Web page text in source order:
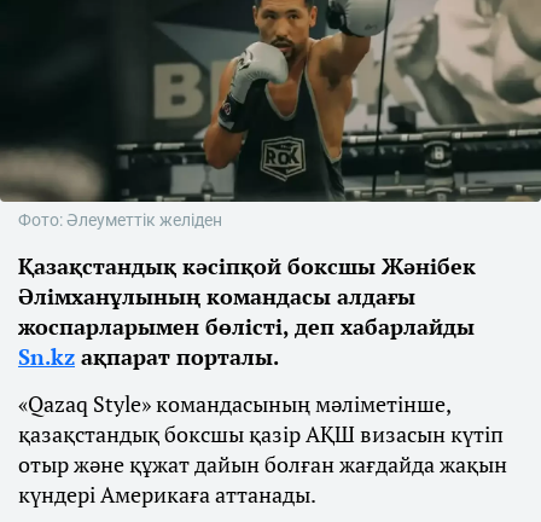
Фото: Әлеуметтік желіден
Қазақстандық кәсіпқой боксшы Жәнібек
Әлімханұлының командасы алдағы
жоспарларымен бөлісті, деп хабарлайды
Sn.kz ақпарат порталы.
«Qazaq Style» командасының мәліметінше,
қазақстандық боксшы қазір АҚШ визасын күтіп
отыр және құжат дайын болған жағдайда жақын
күндері Америкаға аттанады.